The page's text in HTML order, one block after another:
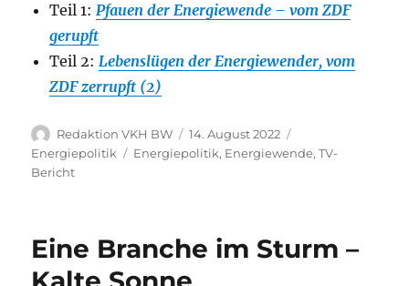
Teil 1:Pfauen der Energiewende – vom ZDF
gerupft
Teil 2:Lebenslügen der Energiewender, vom
ZDF zerrupft (2)
Autor
Redaktion VKH BW
Veröffentlicht
am
14. August 2022
Energiepolitik
Schlagwörter
Energiepolitik, Energiewende,TV-
Bericht
Eine Branche im Sturm –